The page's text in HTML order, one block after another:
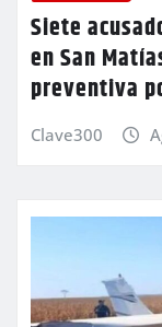
Siete
en San
preventiva
Clave300